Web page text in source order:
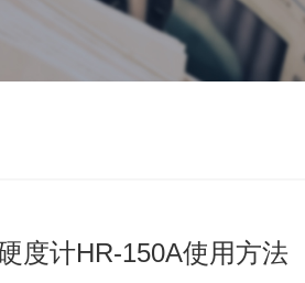
度计HR-150A使用方法